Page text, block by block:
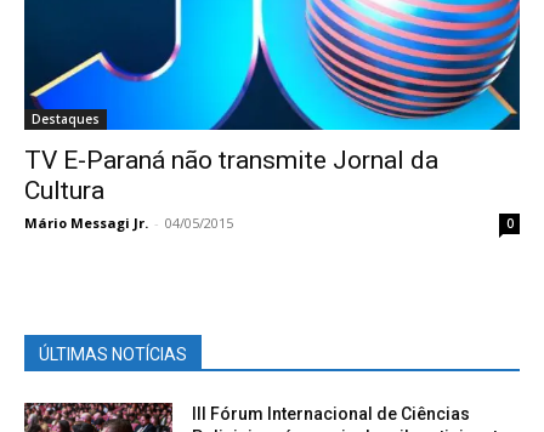
Destaques
TV E-Paraná não transmite Jornal da
Cultura
Mário Messagi Jr. - 04/05/2015 0
ÚLTIMAS NOTÍCIAS
III Fórum Internacional de Ciências